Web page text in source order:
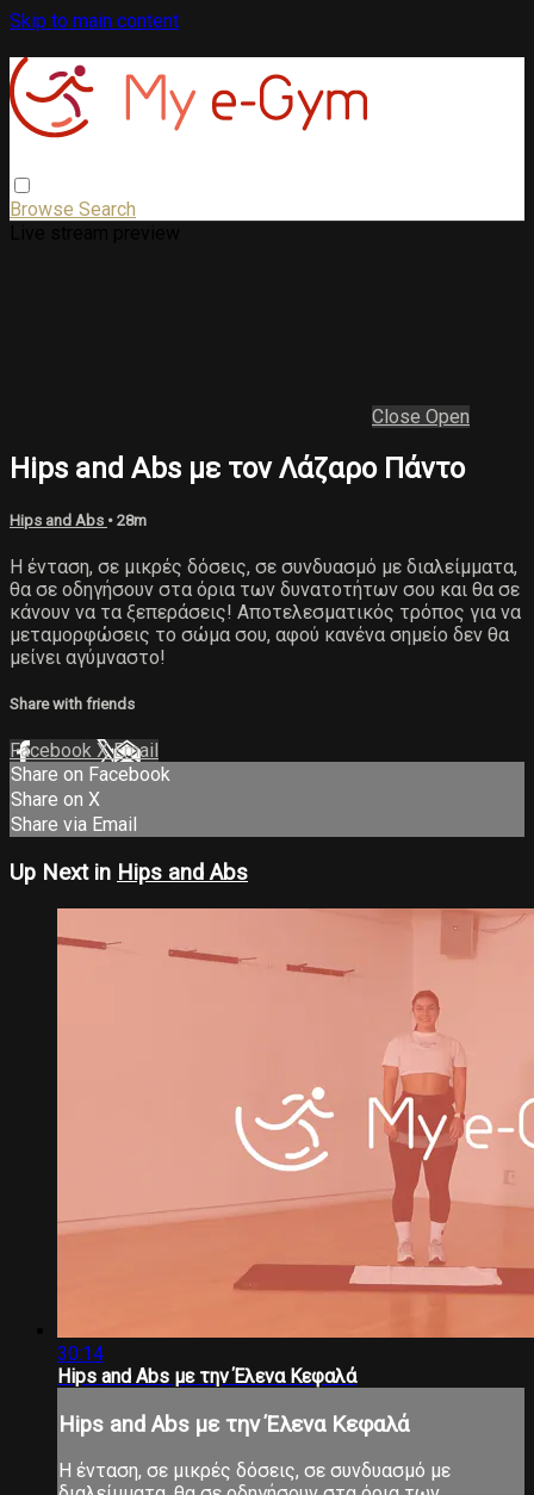
Skip to main content
Browse Search
Close Open
Hips and Abs με τον Λάζαρο Πάντο
Hips and Abs • 28m
Η ένταση, σε μικρές δόσεις, σε συνδυασμό με διαλείμματα,
θα σε οδηγήσουν στα όρια των δυνατοτήτων σου και θα σε
κάνουν να τα ξεπεράσεις! Αποτελεσματικός τρόπος για να
μεταμορφώσεις το σώμα σου, αφού κανένα σημείο δεν θα
μείνει αγύμναστο!
Share with friends
Facebook XEmail
Share on Facebook
Share on X
Share via Email
Up Next in Hips and Abs
30:14
Hips and Abs με την Έλενα Κεφαλά
Hips and Abs με την Έλενα Κεφαλά
Η ένταση, σε μικρές δόσεις, σε συνδυασμό με